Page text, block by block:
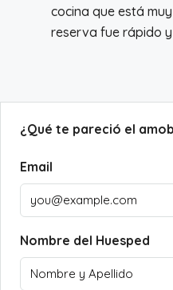
cocina que está
reserva fue rápido
¿Qué te pareció el
Email
Nombre del Huesped